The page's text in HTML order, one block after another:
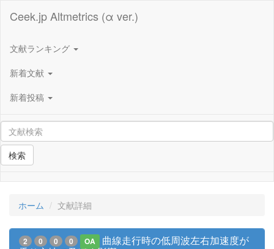
Ceek.jp Altmetrics (α ver.)
文献ランキング
新着文献
新着投稿
検索
ホーム 文献詳細
2 0 0 0 OA
曲線走行時の低周波左右加速度が